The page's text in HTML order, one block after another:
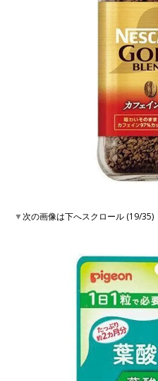
▼次の画像は下へスクロール (19/35)